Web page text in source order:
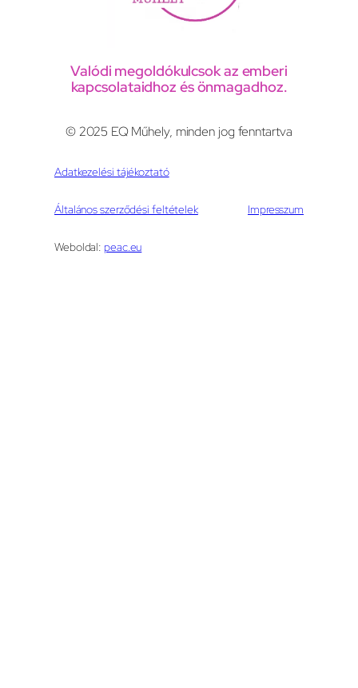
Valódi megoldókulcsok az emberi
kapcsolataidhoz és önmagadhoz.
© 2025 EQ Műhely, minden jog fenntartva
Adatkezelési tájékoztató
Általános szerződési feltételek Impresszum
Weboldal: peac.eu